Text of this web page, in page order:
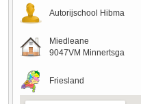
Autorijschool Hibma
Miedleane
9047VM Minnertsga
Friesland